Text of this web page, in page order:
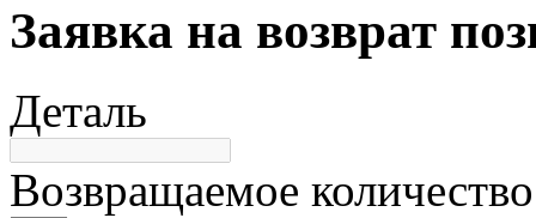
Заявка на возврат
Деталь
Возвращаемое количество